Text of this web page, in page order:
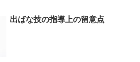
出ばな技の指導上の留意点